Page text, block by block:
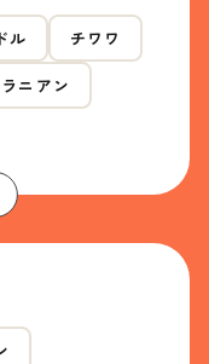
ル チワワ
ニアン